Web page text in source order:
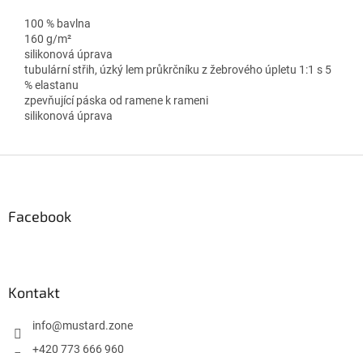
100 % bavlna
160 g/m²
silikonová úprava
tubulární střih, úzký lem průkrčníku z žebrového úpletu 1:1 s 5
% elastanu
zpevňující páska od ramene k rameni
silikonová úprava
Facebook
Kontakt
info@mustard.zone
+420 773 666 960